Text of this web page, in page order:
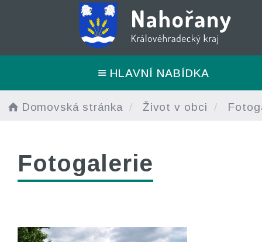
HLAVNÍ NABÍDKA
Domovská stránka Život v obci
Fotogalerie